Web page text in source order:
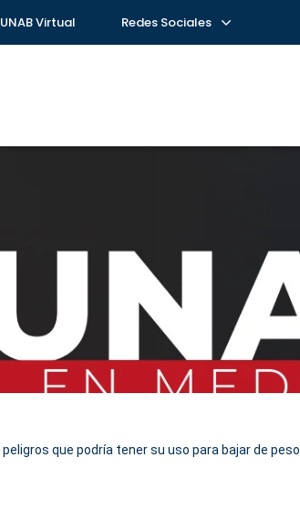
UNAB Virtual Redes Sociales
que podría tener su uso para bajar de peso